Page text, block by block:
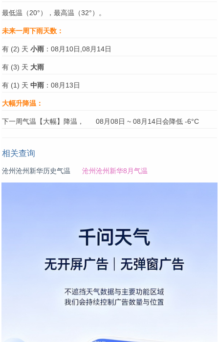
最低温（20°），最高温（32°）。
未来一周下雨天数：
有 (2) 天 小雨 ：08月10日,08月14日
有 (3) 天 大雨
有 (1) 天 中雨 ：08月13日
大幅升降温：
下一周气温【大幅】降温， 08月08日 ~ 08月14日会降低 -6°C
相关查询
沧州沧州新华历史气温 沧州沧州新华8月气温